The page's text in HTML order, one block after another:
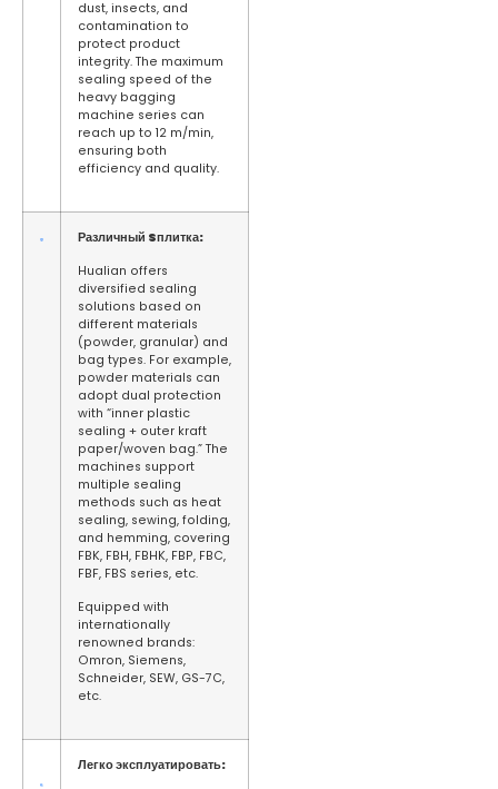
dust, insects, and
contamination to
protect product
integrity. The maximum
sealing speed of the
heavy bagging
machine series can
reach up to 12 m/min,
ensuring both
efficiency and quality.
Различный Sплитка:
Hualian offers
diversified sealing
solutions based on
different materials
(powder, granular) and
bag types. For example,
powder materials can
adopt dual protection
with “inner plastic
sealing + outer kraft
paper/woven bag.” The
machines support
multiple sealing
methods such as heat
sealing, sewing, folding,
and hemming, covering
FBK, FBH, FBHK, FBP, FBC,
FBF, FBS series, etc.
Equipped with
internationally
renowned brands:
Omron, Siemens,
Schneider, SEW, GS-7C,
etc.
Легко эксплуатировать: